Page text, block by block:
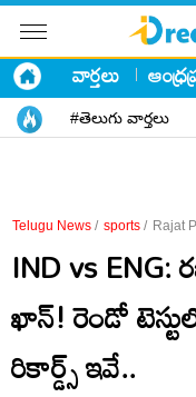
వార్తలు
#తెలుగు వార్తలు
Telugu News / sports / Rajat
IND vs
ఖాన్‌! రెండో
రికార్డ్స్‌ ఇవే..